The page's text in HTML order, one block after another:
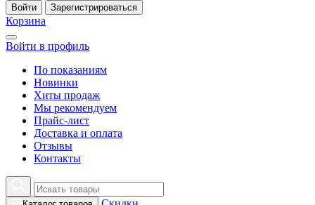
Войти Зарегистрироваться
Корзина
Войти в профиль
По показаниям
Новинки
Хиты продаж
Мы рекомендуем
Прайс-лист
Доставка и оплата
Отзывы
Контакты